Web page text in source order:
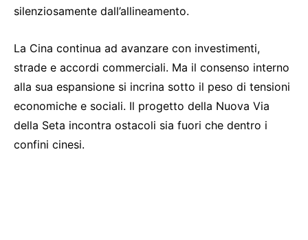
silenziosamente dall’allineamento.
La Cina continua ad avanzare con investimenti,
strade e accordi commerciali. Ma il consenso interno
alla sua espansione si incrina sotto il peso di tensioni
economiche e sociali. Il progetto della Nuova Via
della Seta incontra ostacoli sia fuori che dentro i
confini cinesi.